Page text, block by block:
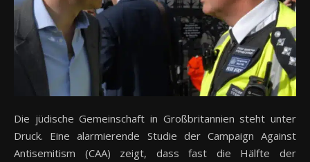
Die jüdische Gemeinschaft in Großbritannien steht unter
Druck. Eine alarmierende Studie der Campaign Against
Antisemitism (CAA) zeigt, dass fast die Hälfte der